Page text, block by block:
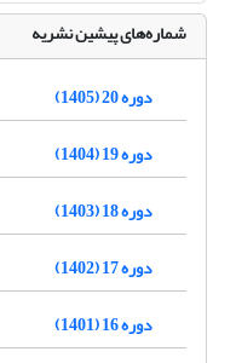
شماره‌های پیشین نشریه
دوره 20 (1405)
دوره 19 (1404)
دوره 18 (1403)
دوره 17 (1402)
دوره 16 (1401)